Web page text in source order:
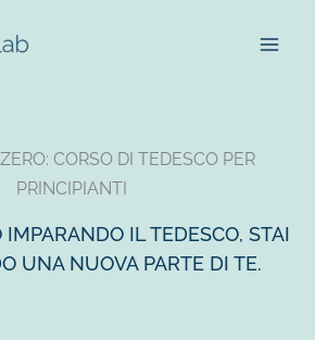
CORSO DI TEDESCO PER
PRINCIPIANTI
IL TEDESCO, STAI
UNA NUOVA PARTE DI TE.